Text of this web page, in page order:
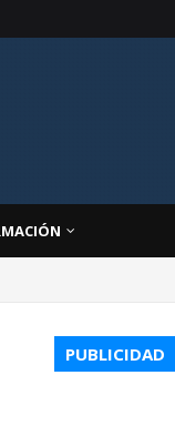
PUBLICIDAD